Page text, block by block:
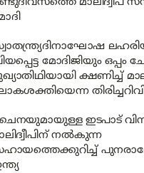
മോദിജിയും ഒപ്പം
ക്ഷണിച്ച്
ഇടപാട്
നൽകുന്ന